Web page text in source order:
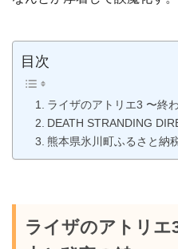
目次
ライザのアトリエ3 〜終
DEATH STRANDING
熊本県氷川町ふるさと納
ライザのアトリエ